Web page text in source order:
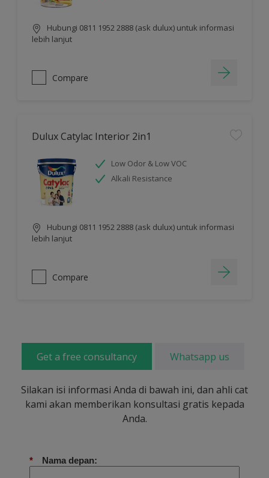
Hubungi 0811 1952 2888 (ask dulux) untuk informasi
lebih lanjut
Compare
Dulux Catylac Interior 2in1
Low Odor & Low VOC
Alkali Resistance
Hubungi 0811 1952 2888 (ask dulux) untuk informasi
lebih lanjut
Compare
Get a free consultancy Whatsapp us
Silakan isi informasi Anda di bawah ini, dan ahli cat
kami akan memberikan konsultasi gratis kepada
Anda.